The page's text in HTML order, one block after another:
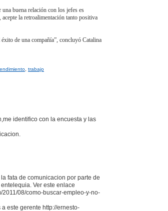
buena relación con los jefes es
la retroalimentación tanto positiva
de una compañía”, concluyó Catalina
trabajo
identifico con la encuesta y las
fata de comunicacion por parte de
Ver este enlace
2011/08/como-buscar-empleo-y-no-
este gerente http://ernesto-